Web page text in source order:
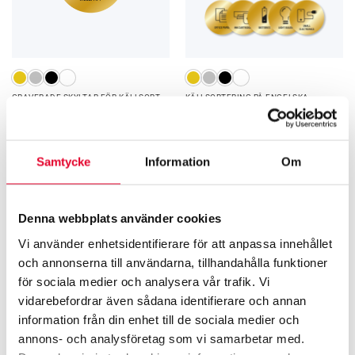
Samtycke Information Om
Denna webbplats använder cookies
Vi använder enhetsidentifierare för att anpassa innehållet
och annonserna till användarna, tillhandahålla funktioner
för sociala medier och analysera vår trafik. Vi
vidarebefordrar även sådana identifierare och annan
information från din enhet till de sociala medier och
annons- och analysföretag som vi samarbetar med.
KÄLLSORTERING PÅ ENGELSKA
Källsorteringsskyltar startkit –